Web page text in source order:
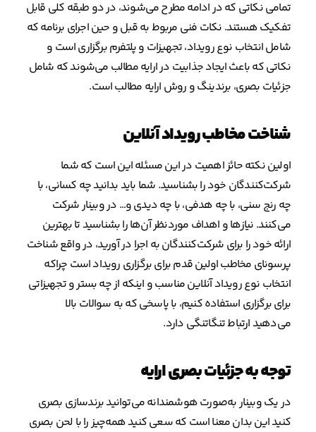
تمامی نکاتی که در ادامه مطرح می‌شوند، در دو طبقه کلی قابل
تفکیک هستند. نکات فنی مربوط به قبل و حین اجرای برنامه که
شامل انتخاب نوع رویداد، تجهیزات و پلتفرم برگزاری است و
نکاتی که باعث ایجاد جذابیت در ارایه مطالب می‌شوند که شامل
جزئیات بصری، برندینگ و روش ارایه مطالب است.
شناخت مخاطب رویداد آنلاین
اولین نکته حائز اهمیت در این مسئله این است که شما
شرکت‌کنندگان خود را بشناسید. شما باید بدانید چه کسانی، با
چه رنج سنی، با چه هدفی، با چه دیدی و… در وبینار شرکت
می‌کنند. نیازها و اهداف موردنظر آن‌ها را بشناسید تا بهترین
ارائه خود را برای شرکت‌کنندگان به اجرا در آورید، در واقع شناخت
پرسونای مخاطب اولین قدم برای برگزاری رویداد است چراکه
انتخاب نوع رویداد آنلاین مناسب و اینکه از چه بستر و تجهیزاتی
برای برگزاری استفاده کنیم، با پاسخی که به سوالات بالا
می‌دهید ارتباط تنگاتنگی دارد.
توجه به جزئیات بصری ارایه
در یک وبینار به‌صورت هوشمندانه می‌توانید برندسازی بصری
کنید این بدان معنا است که سعی کنید همه‌چیز را با لحن بصری